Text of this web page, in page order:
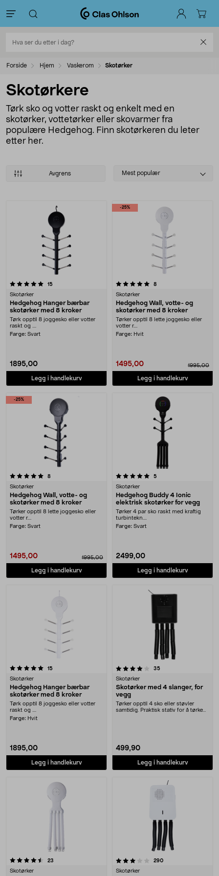
Forside Hjem Vaskerom Skotørker
Skotørkere
Tørk sko og votter raskt og enkelt med en
skotørker, vottetørker eller skovarmer fra
populære Hedgehog. Finn skotørkeren du leter
etter her.
Avgrens
Select
Mest populær
Produkter
15
Skotørker
Hedgehog Hanger bærbar
skotørker med 8 kroker
Tørk opptil 8 joggesko eller votter
raskt og ....
Farge: Svart
1895,00
Legg i handlekurv
-25%
5.0 av 5 stjerner 8
Skotørker
Hedgehog Wall, votte- og
skotørker med 8 kroker
Tørker opptil 8 lette joggesko eller
votter r....
Farge: Hvit
1495,00 1995,00
Legg i handlekurv
-25%
8
Skotørker
Hedgehog Wall, votte- og
skotørker med 8 kroker
Tørker opptil 8 lette joggesko eller
votter r....
Farge: Svart
1495,00 1995,00
Legg i handlekurv
5.0 av 5 stjerner 5
Skotørker
Hedgehog Buddy 4 Ionic
elektrisk skotørker for vegg
Tørker 4 par sko raskt med kraftig
turbintekn....
Farge: Svart
2499,00
Legg i handlekurv
15
Skotørker
Hedgehog Hanger bærbar
skotørker med 8 kroker
Tørk opptil 8 joggesko eller votter
raskt og ....
Farge: Hvit
1895,00
Legg i handlekurv
4.0 av 5 stjerner 35
Skotørker
Skotørker med 4 slanger, for
vegg
Tørker opptil 4 sko eller støvler
samtidig. Praktisk stativ for å tørke
499,90
Legg i handlekurv
23
Skotørker
3.5 av 5 stjerner 290anmeldelser
Skotørker